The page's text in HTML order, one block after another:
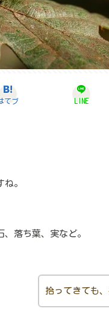
てブ LINE
。
落ち葉、実など。
拾ってきても